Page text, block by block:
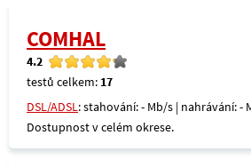
COMHAL
4.2
testů celkem: 17
DSL/ADSL: stahování: - Mb/s | nahrávání: -
Dostupnost v celém okrese.